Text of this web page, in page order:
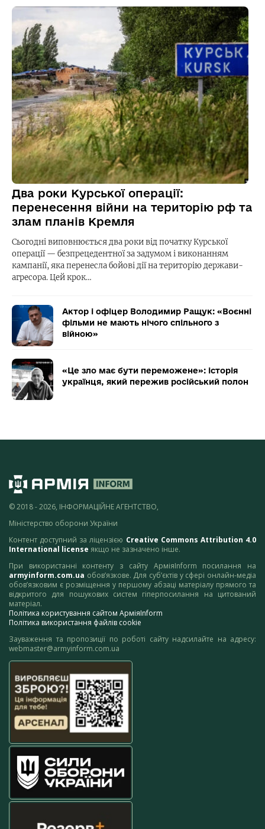
Два роки Курської операції:
перенесення війни на територію рф та
злам планів Кремля
Сьогодні виповнюється два роки від початку Курської
операції — безпрецедентної за задумом і виконанням
кампанії, яка перенесла бойові дії на територію держави-
агресора. Цей крок…
Актор і офіцер Володимир Ращук: «Воєнні
фільми не мають нічого спільного з
війною»
«Це зло має бути переможене»: історія
українця, який пережив російський полон
© 2018 - 2026, ІНФОРМАЦІЙНЕ АГЕНТСТВО,
Міністерство оборони України
Контент доступний за ліцензією Creative Commons Attribution 4.0
International license якщо не зазначено інше.
При використанні контенту з сайту АрміяInform посилання на
armyinform.com.ua обов’язкове. Для суб’єктів у сфері онлайн-медіа
обов’язковим є розміщення у першому абзаці матеріалу прямого та
відкритого для пошукових систем гіперпосилання на цитований
матеріал.
Політика користування сайтом АрміяInform
Політика використання файлів cookie
Зауваження та пропозиції по роботі сайту надсилайте на адресу:
webmaster@armyinform.com.ua